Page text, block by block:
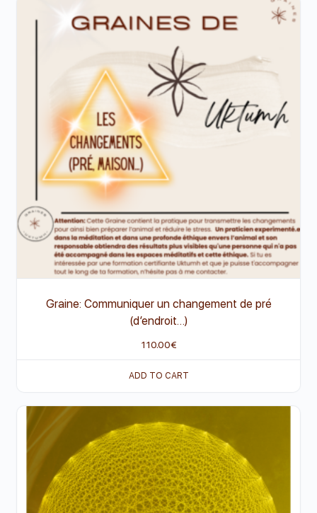
Graine: Communiquer un changement de pré
(d’endroit…)
110.00€
ADD TO CART